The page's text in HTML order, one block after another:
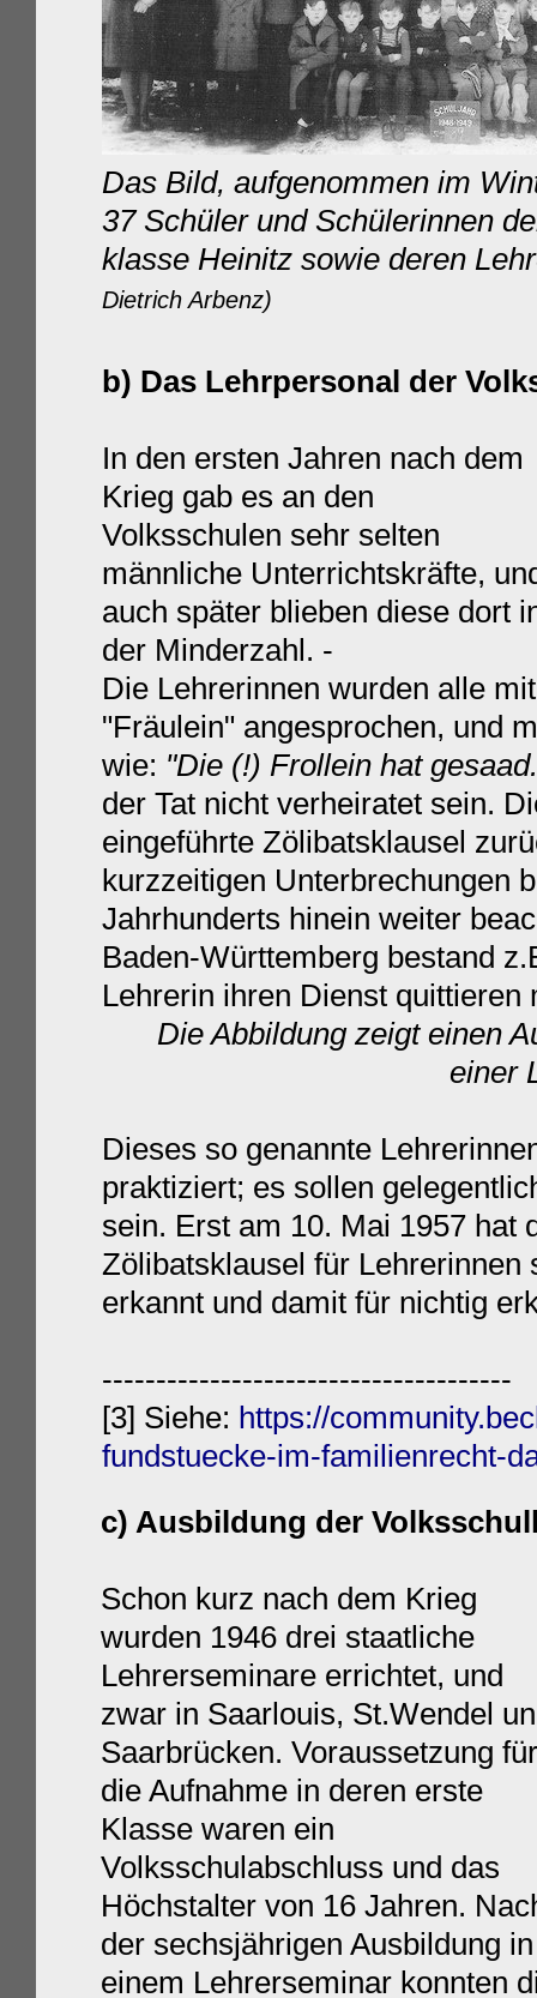
Das Bild, aufgenommen im
37 Schüler und Schülerinnen
klasse Heinitz sowie deren
Dietrich Arbenz)
b) Das Lehrpersonal der
In den ersten Jahren nach dem
Krieg gab es an den
Volksschulen sehr selten
männliche Unterrichtskräfte,
auch später blieben diese dort
der Minderzahl. -
Die Lehrerinnen wurden alle mit
"Fräulein" angesprochen, und
wie: "Die (!) Frollein hat
der Tat nicht verheiratet sein.
eingeführte Zölibatsklausel
kurzzeitigen Unterbrechungen
Jahrhunderts hinein weiter
Baden-Württemberg bestand
Lehrerin ihren Dienst
Die Abbildung zeigt einen
einer
Dieses so genannte
praktiziert; es sollen
sein. Erst am 10. Mai 1957 hat
Zölibatsklausel für
erkannt und damit für nichtig
--------------------------------------
[3] Siehe: https://
fundstuecke-im-familienrecht-
c) Ausbildung der
Schon kurz nach dem Krieg
wurden 1946 drei staatliche
Lehrerseminare errichtet, und
zwar in Saarlouis, St.Wendel
Saarbrücken. Voraussetzung für
die Aufnahme in deren erste
Klasse waren ein
Volksschulabschluss und das
Höchstalter von 16 Jahren.
der sechsjährigen Ausbildung in
einem Lehrerseminar konnten